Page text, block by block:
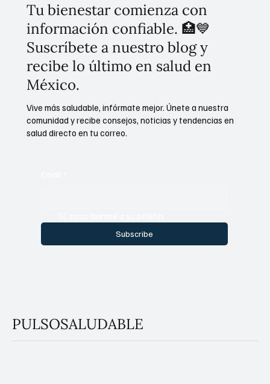
Tu bienestar comienza con
información confiable. 🏥💙
Suscríbete a nuestro blog y
recibe lo último en salud en
México.
Subscribe
Vive más saludable, infórmate mejor. Únete a nuestra
comunidad y recibe consejos, noticias y tendencias en
salud directo en tu correo.
PULSOSALUDABLE